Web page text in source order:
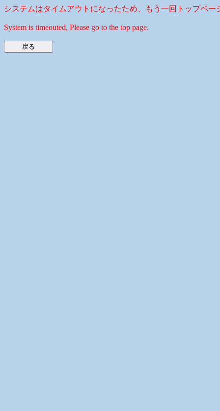
システムはタイムアウトになったため、もう一回トップペー
System is timeouted, Please go to the top page.